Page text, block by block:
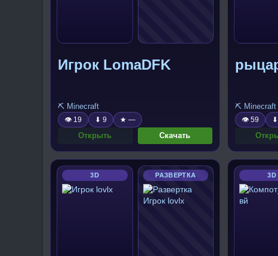
Игрок LomaDFK
⛏️ Minecraft
👁 19 ⬇ 9 ★ —
Открыть Скачать
⛏️ Minecraft
👁 59
3D РАЗВЕРТКА 3D